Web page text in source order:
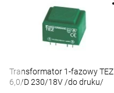
Transformator 1-fazowy TEZ
6,0/D 230/18V /do druku/